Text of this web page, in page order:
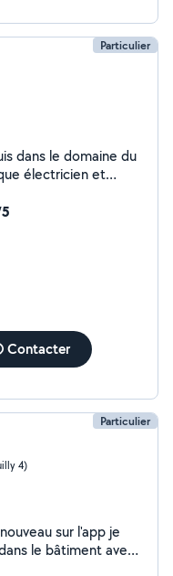
Particulier
dans le domaine du
électricien et
Contacter
Particulier
4)
sur l'app je
le bâtiment avec